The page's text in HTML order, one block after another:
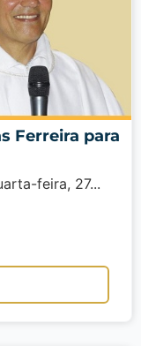
Ferreira para
feira, 27...